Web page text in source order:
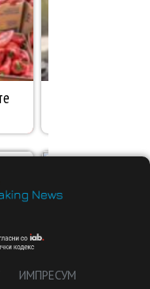
ИМПРЕСУМ